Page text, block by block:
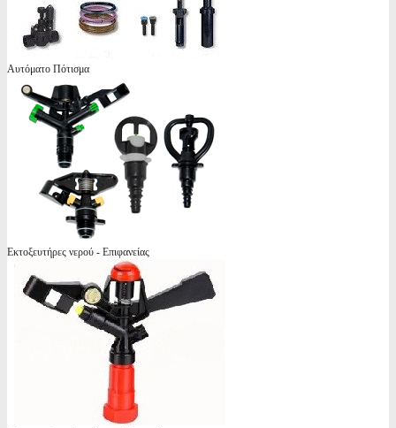
Αυτόματο Πότισμα
Εκτοξευτήρες νερού - Επιφανείας